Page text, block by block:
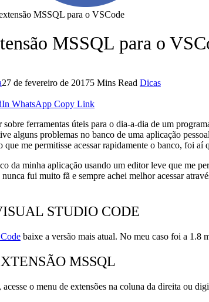
MSSQL para o VSCode
MSSQL para o
27 de fevereiro de 20175 Mins Read Dicas
WhatsApp Copy Link
ferramentas úteis para o dia-a-dia de um
alguns problemas no banco de uma aplicação
que me permitisse acessar rapidamente o banco, foi aí
da minha aplicação usando um editor leve que me
fui muito fã e sempre achei melhor acessar
STUDIO CODE
baixe a versão mais atual. No meu caso foi a 1.8
MSSQL
o menu de extensões na coluna da direita ou